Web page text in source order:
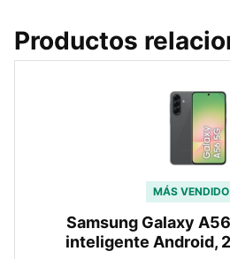
Productos
MÁS
Samsung Galaxy
inteligente Android,